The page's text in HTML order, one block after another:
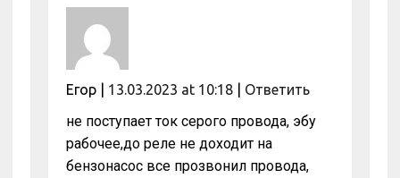
Егор| 13.03.2023 at 10:18| Ответить
не поступает ток серого провода, эбу
рабочее,до реле не доходит на
бензонасос все прозвонил провода,